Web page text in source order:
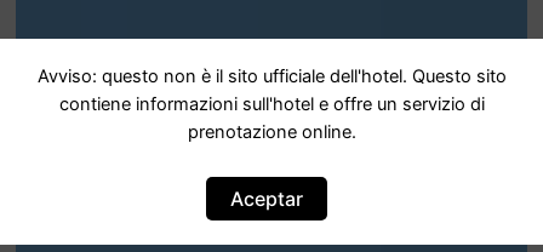
Avviso: questo non è il sito ufficiale dell'hotel. Questo sito
contiene informazioni sull'hotel e offre un servizio di
prenotazione online.
Aceptar